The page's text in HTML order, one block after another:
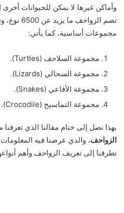
وأماكن غيرها لا يمكن للحيوانات أخرى
تضم
مجموعات أساسية، كما يأتي:
مجموعة السلاحف (Turtles).
مجموعة السحالي (Lizards).
مجموعة الأفاعي (Snakes).
مجموعة التماسيح (Crocodile).
بهذا نصل إلى ختام مقالنا الذي
الزواحف، والذي عرضنا فيه
تطرقنا إلى تعريف الزواحف وأهم